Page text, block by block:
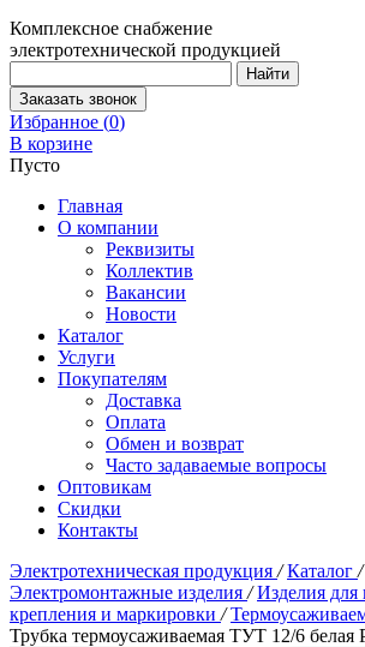
Комплексное снабжение
электротехнической продукцией
Избранное (0)
В корзине
Пусто
Главная
О компании
Реквизиты
Коллектив
Вакансии
Новости
Каталог
Услуги
Покупателям
Доставка
Оплата
Обмен и возврат
Часто задаваемые вопросы
Оптовикам
Скидки
Контакты
Электротехническая продукция / Каталог /
Электромонтажные изделия / Изделия для
крепления и маркировки /
Трубка термоусаживаемая ТУТ 12/6 белая